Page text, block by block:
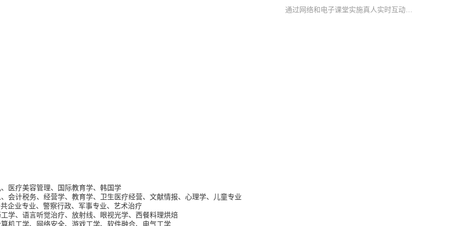
医疗美容管理、国际教育学、韩国学
会计税务、经营学、教育学、卫生医疗经营、文献情报、心理学、儿童专业
企业专业、警察行政、军事专业、艺术治疗
学、语言听觉治疗、放射线、眼视光学、西餐料理烘焙
机工学、网络安全、游戏工学、软件融合、电气工学